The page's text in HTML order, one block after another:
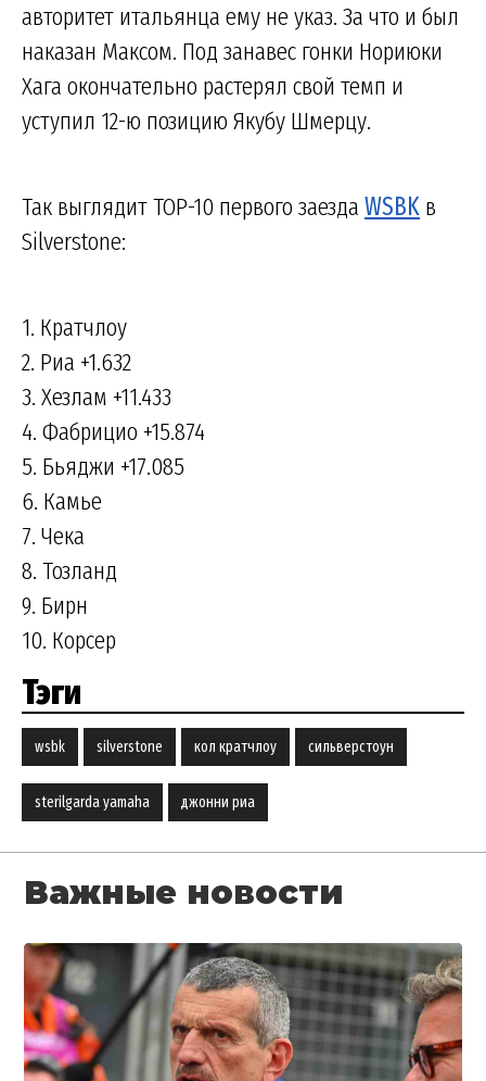
авторитет итальянца ему не указ. За что и был
наказан Максом. Под занавес гонки Нориюки
Хага окончательно растерял свой темп и
уступил 12-ю позицию Якубу Шмерцу.
Так выглядит TOP-10 первого заезда WSBK в
Silverstone:
1. Кратчлоу
2. Риа +1.632
3. Хезлам +11.433
4. Фабрицио +15.874
5. Бьяджи +17.085
6. Камье
7. Чека
8. Тозланд
9. Бирн
10. Корсер
Тэги
wsbk silverstone кол кратчлоу сильверстоун
sterilgarda yamaha джонни риа
Важные новости